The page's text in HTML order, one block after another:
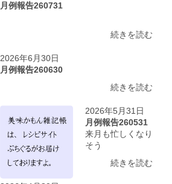
月例報告260731
続きを読む
2026年6月30日
月例報告260630
続きを読む
2026年5月31日
月例報告260531
来月も忙しくなり
そう
続きを読む